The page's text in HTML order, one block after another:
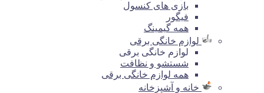
بازی های کنسول
فیگور
همه گیمینگ
لوازم خانگی برقی
لوازم خانگی برقی
شستشو و نظافت
همه لوازم خانگی برقی
خانه و آشپزخانه